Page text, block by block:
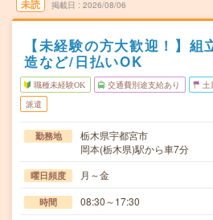
未読 掲載日 2026/08/06
【未経験の方大歓迎！】組
造など/日払いOK
職種未経験OK 交通費別途支給あり 土
派遣
勤務地
栃木県宇都宮市
岡本(栃木県)駅から車7分
曜日頻度 月～金
時間 08:30～17:30